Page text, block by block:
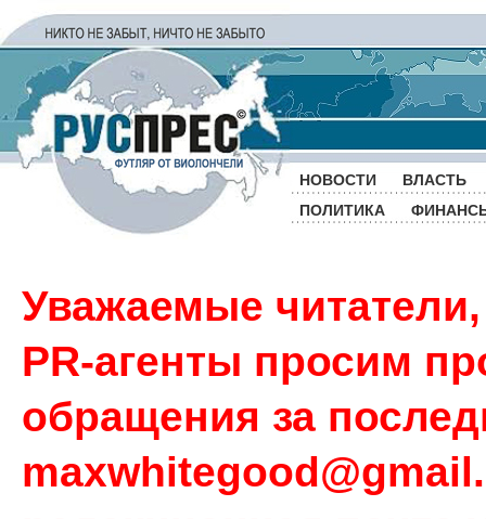
НОВОСТИ
ВЛАСТЬ
ПОЛИТИКА
Уважаемые
PR-агенты просим
обращения за